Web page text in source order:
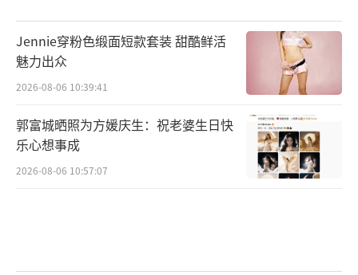
Jennie穿粉色缎面短款套装 甜酷鲜活
魅力出众
2026-08-06 10:39:41
郭富城晒照为方媛庆生：祝老婆生日快
乐心想事成
2026-08-06 10:57:07